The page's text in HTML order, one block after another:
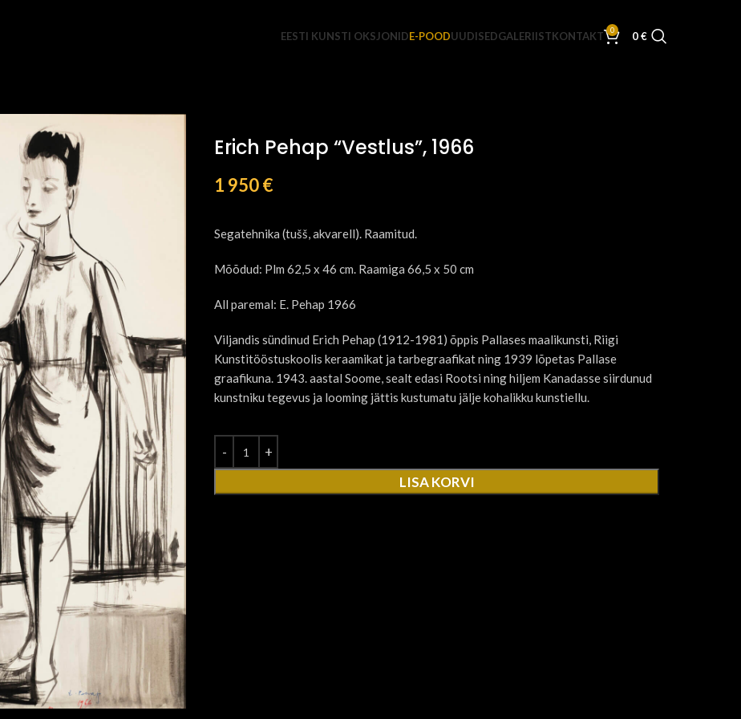
EESTI KUNSTI OKSJONIDE-POODUUDISEDGALERIISTKONTAKT 0 0€
Erich Pehap “Vestlus”, 1966
1 950€
Segatehnika (tušš, akvarell). Raamitud.
Mõõdud: Plm 62,5 x 46 cm. Raamiga 66,5 x 50 cm
All paremal: E. Pehap 1966
Viljandis sündinud Erich Pehap (1912-1981) õppis Pallases maalikunsti, Riigi
Kunstitööstuskoolis keraamikat ja tarbegraafikat ning 1939 lõpetas Pallase
graafikuna. 1943. aastal Soome, sealt edasi Rootsi ning hiljem Kanadasse siirdunud
kunstniku tegevus ja looming jättis kustumatu jälje kohalikku kunstiellu.
LISA KORVI